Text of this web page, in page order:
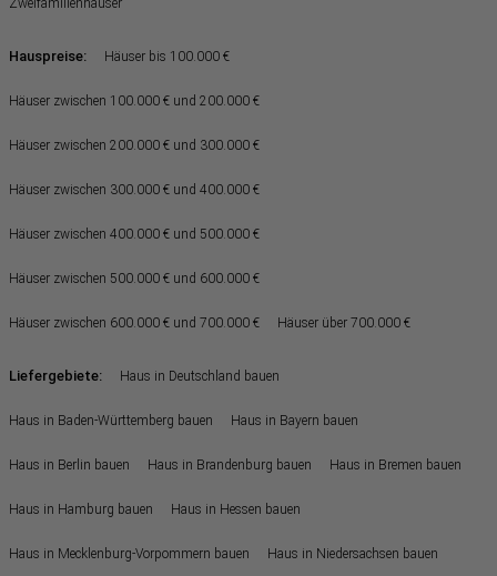
Zweifamilienhäuser
Hauspreise: Häuser bis 100.000 €
Häuser zwischen 100.000 € und 200.000 €
Häuser zwischen 200.000 € und 300.000 €
Häuser zwischen 300.000 € und 400.000 €
Häuser zwischen 400.000 € und 500.000 €
Häuser zwischen 500.000 € und 600.000 €
Häuser zwischen 600.000 € und 700.000 € Häuser über 700.000 €
Liefergebiete: Haus in Deutschland bauen
Haus in Baden-Württemberg bauen Haus in Bayern bauen
Haus in Berlin bauen Haus in Brandenburg bauen Haus in Bremen bauen
Haus in Hamburg bauen Haus in Hessen bauen
Haus in Mecklenburg-Vorpommern bauen Haus in Niedersachsen bauen